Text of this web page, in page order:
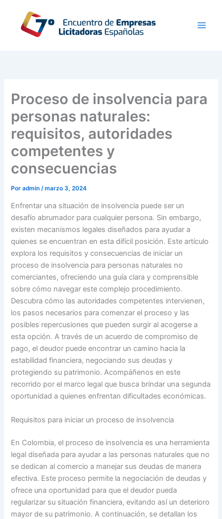
contenido
Proceso de insolvencia para
personas naturales:
requisitos, autoridades
competentes y
consecuencias
Poradmin /marzo 3, 2024
Enfrentar una situación de insolvencia puede ser un
desafío abrumador para cualquier persona. Sin embargo,
existen mecanismos legales diseñados para ayudar a
quienes se encuentran en esta difícil posición. Este artículo
explora los requisitos y consecuencias de iniciar un
proceso de insolvencia para personas naturales no
comerciantes, ofreciendo una guía clara y comprensible
sobre cómo navegar este complejo procedimiento.
Descubra cómo las autoridades competentes intervienen,
los pasos necesarios para comenzar el proceso y las
posibles repercusiones que pueden surgir al acogerse a
esta opción. A través de un acuerdo de compromiso de
pago, el deudor puede encontrar un camino hacia la
estabilidad financiera, negociando sus deudas y
protegiendo su patrimonio. Acompáñenos en este
recorrido por el marco legal que busca brindar una segunda
oportunidad a quienes enfrentan dificultades económicas.
Requisitos para iniciar un proceso de insolvencia
En Colombia, el proceso de insolvencia es una herramienta
legal diseñada para ayudar a las personas naturales que no
se dedican al comercio a manejar sus deudas de manera
efectiva. Este proceso permite la negociación de deudas y
ofrece una oportunidad para que el deudor pueda
regularizar su situación financiera, evitando así un deterioro
mayor de su patrimonio. A continuación, se detallan los